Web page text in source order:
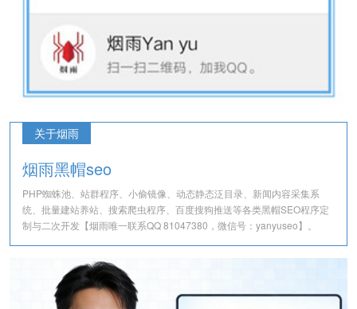
关于烟雨
烟雨黑帽seo
PHP蜘蛛池、站群程序、小偷镜像、动态静态泛目录、新闻内容采集系
统、批量建站养站、搜索爬虫程序、百度搜狗推送等各类黑帽SEO程序定
制与二次开发【烟雨唯一联系QQ 81047380，微信号：yanyuseo】。